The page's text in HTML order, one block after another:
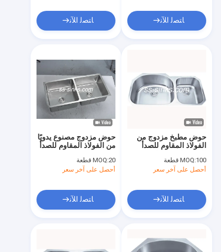
أخبار
حوض واحد من الفولاذ المقاوم للصدأ
حوض مزدوج من الفولاذ المقاوم للصدأ
حوض مطبخ علوي
بالوعة المطبخ الفولاذ المقاوم للصدأ وندرمونت
حوض مطبخ مصنوع يدويًا
حوض مطبخ مع لوح تصريف
ﺎﺘﺼﻟ ﺍﻶﻧ ﺎﺘﺼﻟ ﺍﻶﻧ
حوض مزدوج مصنوع يدويًا
من الفولاذ المقاوم للصدأ
MOQ:20 قطعة
أحصل على آخر سعر
ﺎﺘﺼﻟ ﺍﻶﻧ
حوض مطبخ مزدوج من
الفولاذ المقاوم للصدأ
MOQ:100 قطعة
أحصل على آخر سعر
ﺎﺘﺼﻟ ﺍﻶﻧ